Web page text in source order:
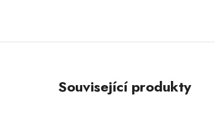
Související produkty